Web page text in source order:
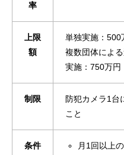
率
上限
額
単独実施：500
複数団体によ
実施：750万円
制限
防犯カメラ1台
こと
条件
月1回以上